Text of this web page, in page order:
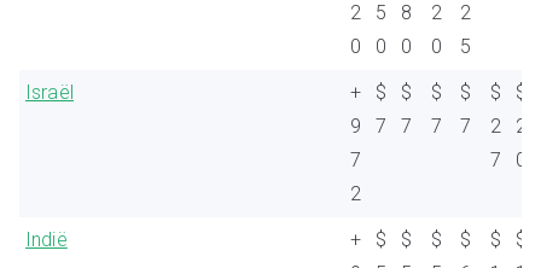
2
0
5
0
8
0
2
0
2
5
Israël
+
9
7
2
$
7
$
7
$
7
$
7
$
2
7
$
2
0
Indië
+
$
$
$
$
$
$